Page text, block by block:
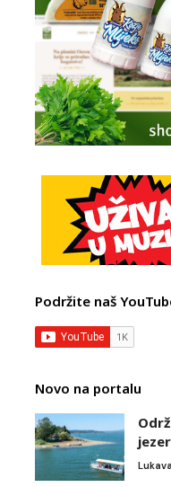
Podržite naš
Novo na portalu